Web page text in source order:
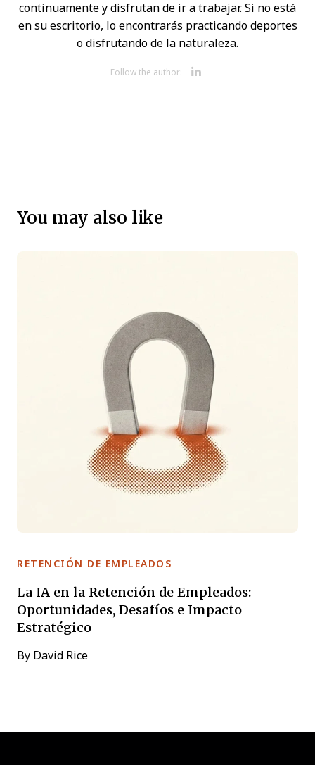
continuamente y disfrutan de ir a trabajar. Si no está
en su escritorio, lo encontrarás practicando deportes
o disfrutando de la naturaleza.
Follow the author:
You may also like
RETENCIÓN DE EMPLEADOS
La IA en la Retención de Empleados:
Oportunidades, Desafíos e Impacto
Estratégico
By David Rice